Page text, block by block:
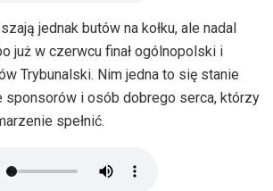
jednak butów na kołku, ale nadal
już w czerwcu finał ogólnopolski i
Trybunalski. Nim jedna to się stanie
sponsorów i osób dobrego serca, którzy
spełnić.